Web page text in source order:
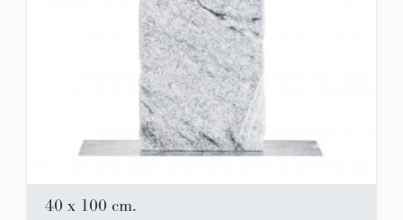
40 x 100 cm.